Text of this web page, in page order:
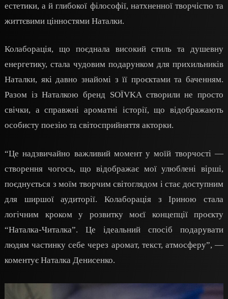
естетики, а й глибокої філософії, натхненної творчістю та
життєвими цінностями Наталки.
Колаборація, що поєднала високий стиль та душевну
енергетику, стала чудовим подарунком для прихильників
Наталки, які давно знайомі з її проєктами та баченням.
Разом із Наталкою бренд SOЇVKA створили не просто
свічки, а справжні ароматні історії, що відображають
особисту поезію та світосприйняття акторки.
“Це надзвичайно важливий момент у моїй творчості —
створення чогось, що відображає мої улюблені вірші,
поєднується з моїм творчим світоглядом і стає доступним
для ширшої аудиторії. Колаборація з Іриною стала
логічним кроком у розвитку моєї концепції проєкту
“Наталка-Читалка”. Це ідеальний спосіб подарувати
людям частинку себе через аромат, текст, атмосферу”, —
коментує Наталка Денисенко.